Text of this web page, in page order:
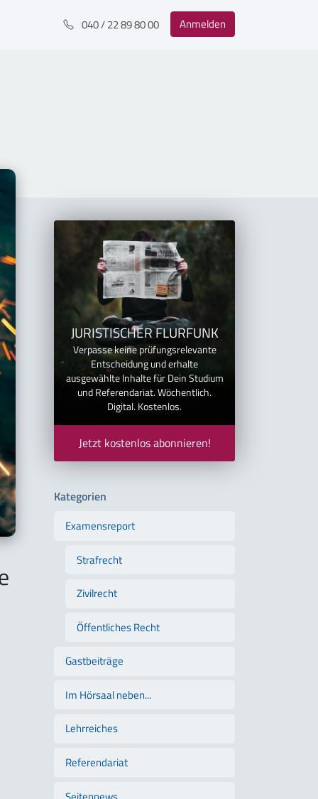
040 / 22 89 80 00 Anmelden
JURISTISCHER FLURFUNK
Verpasse keine prüfungsrelevante
Entscheidung und erhalte
ausgewählte Inhalte für Dein Studium
und Referendariat. Wöchentlich.
Digital. Kostenlos.
Jetzt kostenlos abonnieren!
Kategorien
Examensreport
Strafrecht
Zivilrecht
Öffentliches Recht
Gastbeiträge
Im Hörsaal neben...
Lehrreiches
Referendariat